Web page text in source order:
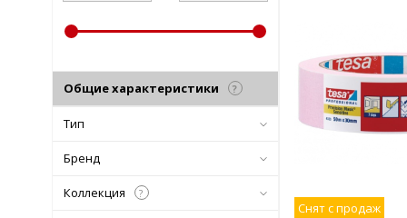
Снят с продаж
Общие характеристики ?
Тип
Бренд
Коллекция ?